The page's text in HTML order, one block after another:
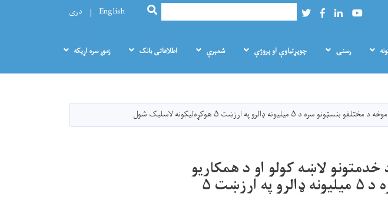
Youtube
LinkedIn
Facebook
Twitter
لټون SEARCH
English دری
رسنۍ چوپړتیاوې او پروژې شمېرې اطلاعاتی بانک زموږ سره اړيکه
ډالرو په ارزښت ۵ هوکړه‌لیکونه لاسلیک شول
لاښه کولو او د همکاریو
پیاوړتیا په موخه د مختلفو بنسټونو سره د ۵ میلیونه ډالرو په ارزښت ۵